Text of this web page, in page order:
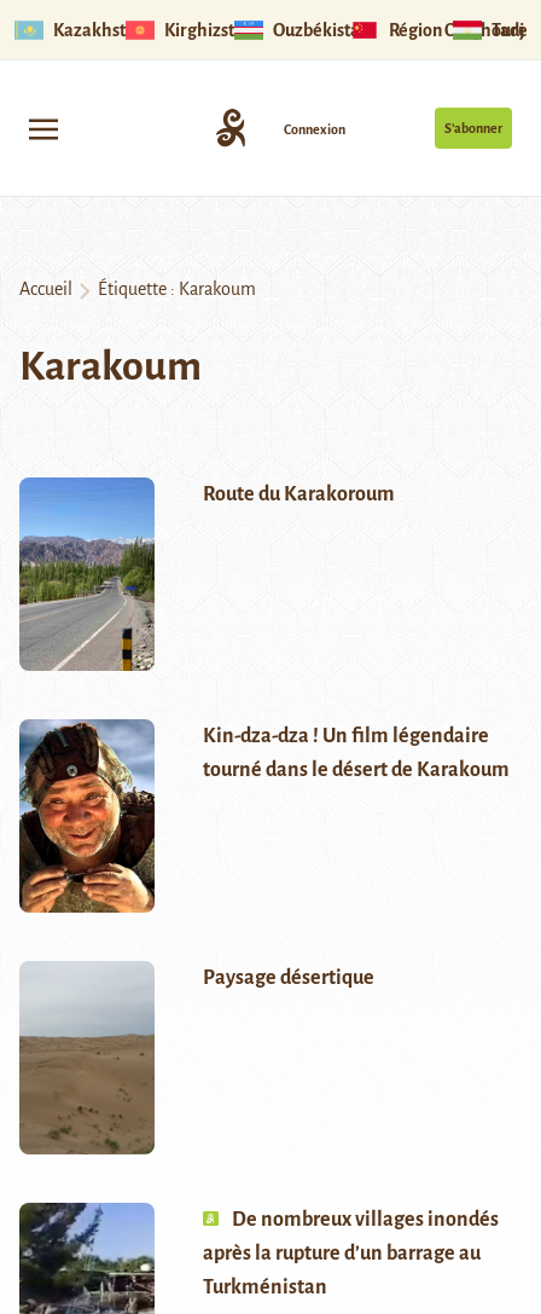
Kazakhstan Kirghizstan Ouzbékistan Région Ouïghoure
S’abonner
Connexion
Accueil Étiquette : Karakoum
Karakoum
Route du Karakoroum
Kin-dza-dza ! Un film légendaire
tourné dans le désert de Karakoum
Paysage désertique
De nombreux villages inondés
après la rupture d’un barrage au
Turkménistan